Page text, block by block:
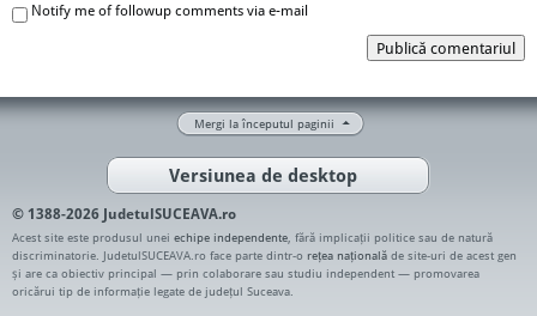
Notify me of followup comments via e-mail
Publică comentariul
Mergi la începutul paginii
Versiunea de desktop
© 1388-2026 JudetulSUCEAVA.ro
Acest site este produsul unei echipe independente , fără implicații politice sau de natură
discriminatorie. JudetulSUCEAVA.ro face parte dintr-o rețea națională de site-uri de acest gen
și are ca obiectiv principal — prin colaborare sau studiu independent — promovarea
oricărui tip de informație legate de județul Suceava.